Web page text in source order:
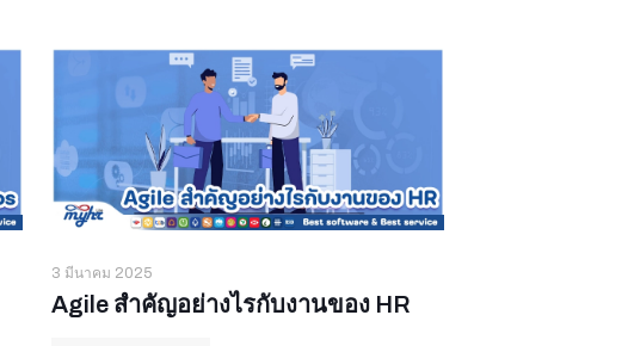
3 มีนาคม 2025
Agile สำคัญอย่างไรกับงานของ HR